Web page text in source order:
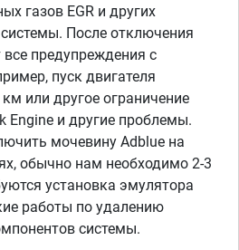
газов EGR и других
После отключения
предупреждения с
пуск двигателя
или другое ограничение
Engine и другие проблемы.
мочевину Adblue на
обычно нам необходимо 2-3
установка эмулятора
работы по удалению
системы.